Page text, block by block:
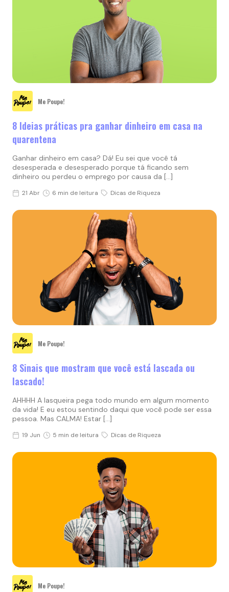
Me Poupe!
8 Ideias práticas pra ganhar dinheiro em casa na
quarentena
Ganhar dinheiro em casa? Dá! Eu sei que você tá
desesperada e desesperado porque tá ficando sem
dinheiro ou perdeu o emprego por causa da […]
21 Abr 6 min de leitura Dicas de Riqueza
Me Poupe!
8 Sinais que mostram que você está lascada ou
lascado!
AHHHH A lasqueira pega todo mundo em algum momento
da vida! E eu estou sentindo daqui que você pode ser essa
pessoa. Mas CALMA! Estar […]
19 Jun 5 min de leitura Dicas de Riqueza
Me Poupe!